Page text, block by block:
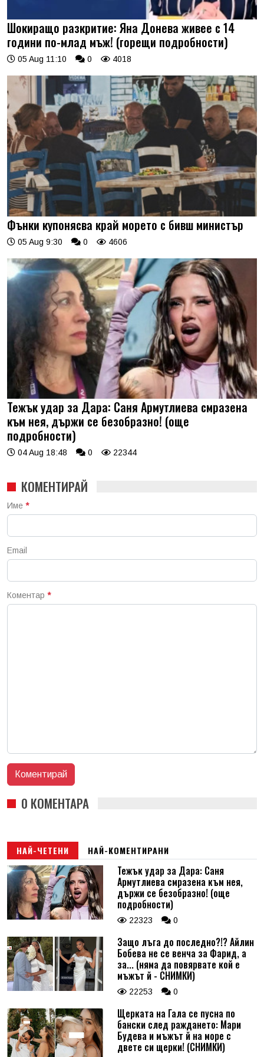
Шокиращо разкритие: Яна Донева живее с 14
години по-млад мъж! (горещи подробности)
05 Aug 11:10 0 4018
Фънки купонясва край морето с бивш министър
05 Aug 9:30 0 4606
Тежък удар за Дара: Саня Армутлиева смразена
към нея, държи се безобразно! (още
подробности)
04 Aug 18:48 0 22344
КОМЕНТИРАЙ
Име *
Email
Коментар *
0 КОМЕНТАРА
НАЙ-ЧЕТЕНИ НАЙ-КОМЕНТИРАНИ
Тежък удар за Дара: Саня
Армутлиева смразена към нея,
държи се безобразно! (още
подробности)
22323 0
Защо лъга до последно?!? Айлин
Бобева не се венча за Фарид, а
за... (няма да повярвате кой е
мъжът й - СНИМКИ)
22253 0
Щерката на Гала се пусна по
бански след раждането: Мари
Будева и мъжът й на море с
двете си щерки! (СНИМКИ)